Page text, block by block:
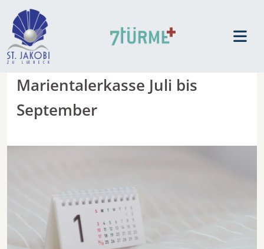
Marientalerkasse Juli bis
September